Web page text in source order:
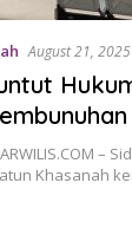
August 21, 2025
–
Khasanah